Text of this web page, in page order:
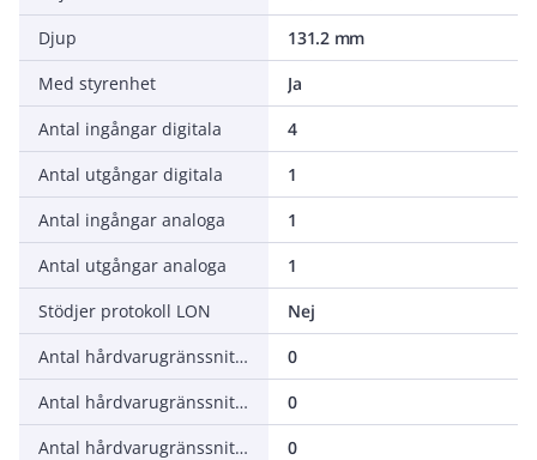
Djup
131.2 mm
Med styrenhet
Ja
Antal ingångar digitala
4
Antal utgångar digitala
1
Antal ingångar analoga
1
Antal utgångar analoga
1
Stödjer protokoll LON
Nej
Antal hårdvarugränssnitt industri-Ethernet
0
Antal hårdvarugränssnitt RS-232
0
Antal hårdvarugränssnitt RS-422
0